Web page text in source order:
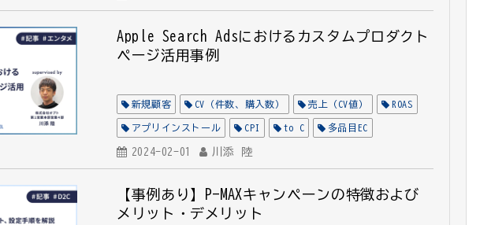
Apple Search Adsにおけるカスタムプロダクト
ページ活用事例
新規顧客 CV（件数、購入数） 売上（CV値） ROAS
アプリインストール CPI to C 多品目EC
データフィード管理 EC
2024-02-01 川添 陸
【事例あり】P-MAXキャンペーンの特徴および
メリット・デメリット